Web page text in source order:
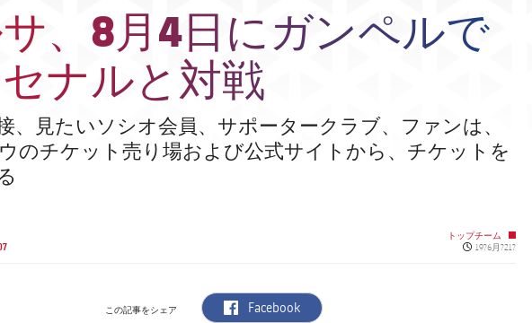
、8月4日にガンペルで
ナルと対戦
、見たいソシオ会員、サポータークラブ、ファンは、
のチケット売り場および公式サイトから、チケットを
トップチーム
Published news
19?6月?21?
この記事をシェア label.aria.facebook
Facebook